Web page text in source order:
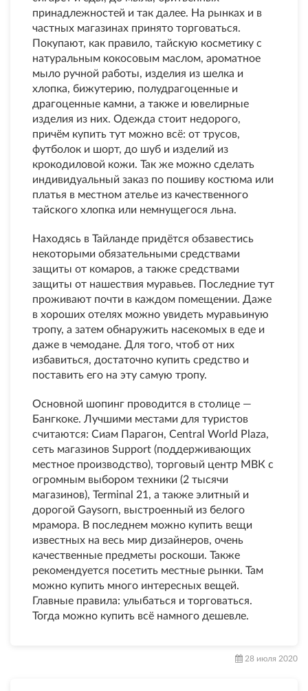
принадлежностей и так далее. На рынках и в
частных магазинах принято торговаться.
Покупают, как правило, тайскую косметику с
натуральным кокосовым маслом, ароматное
мыло ручной работы, изделия из шелка и
хлопка, бижутерию, полудрагоценные и
драгоценные камни, а также и ювелирные
изделия из них. Одежда стоит недорого,
причём купить тут можно всё: от трусов,
футболок и шорт, до шуб и изделий из
крокодиловой кожи. Так же можно сделать
индивидуальный заказ по пошиву костюма или
платья в местном ателье из качественного
тайского хлопка или немнущегося льна.
Находясь в Тайланде придётся обзавестись
некоторыми обязательными средствами
защиты от комаров, а также средствами
защиты от нашествия муравьев. Последние тут
проживают почти в каждом помещении. Даже
в хороших отелях можно увидеть муравьиную
тропу, а затем обнаружить насекомых в еде и
даже в чемодане. Для того, чтоб от них
избавиться, достаточно купить средство и
поставить его на эту самую тропу.
Основной шопинг проводится в столице —
Бангкоке. Лучшими местами для туристов
считаются: Сиам Парагон, Central World Plaza,
сеть магазинов Support (поддерживающих
местное производство), торговый центр МВК с
огромным выбором техники (2 тысячи
магазинов), Terminal 21, а также элитный и
дорогой Gaysorn, выстроенный из белого
мрамора. В последнем можно купить вещи
известных на весь мир дизайнеров, очень
качественные предметы роскоши. Также
рекомендуется посетить местные рынки. Там
можно купить много интересных вещей.
Главные правила: улыбаться и торговаться.
Тогда можно купить всё намного дешевле.
28 июля 2020